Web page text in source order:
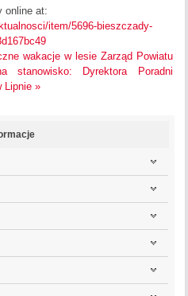
online at:
item/5696-bieszczady-
wakacje w lesie Zarząd Powiatu
stanowisko: Dyrektora Poradni
Lipnie »